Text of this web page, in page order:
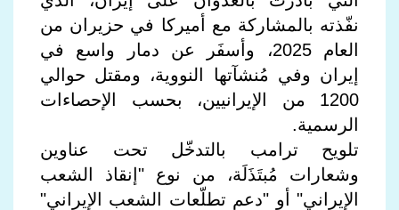
نفّذته بالمشاركة مع أميركا في حزيران من
العام 2025، وأسفَر عن دمار واسع في
إيران وفي مُنشآتها النووية، ومقتل حوالي
1200 من الإيرانيين، بحسب الإحصاءات
الرسمية.
تلويح ترامب بالتدخّل تحت عناوين
وشعارات مُبتَذَلَة، من نوع "إنقاذ الشعب
الإيراني" أو "دعم تطلّعات الشعب الإيراني"